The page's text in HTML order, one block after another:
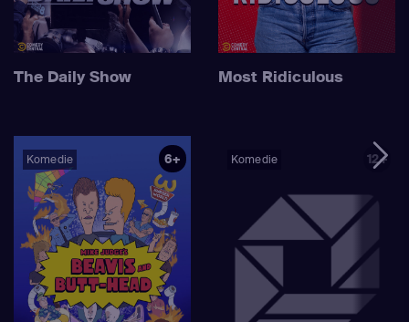
The Daily Show Most Ridiculous
Komedie 6+ Komedie 12+